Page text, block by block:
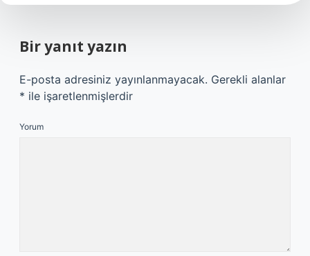
Bir yanıt yazın
E-posta adresiniz yayınlanmayacak. Gerekli alanlar
* ile işaretlenmişlerdir
Yorum